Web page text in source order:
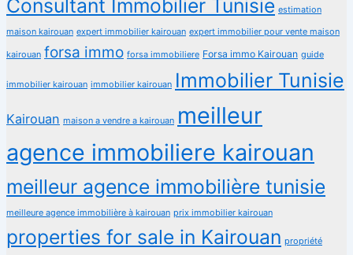
Consultant Immobilier Tunisie estimation
maison kairouan expert immobilier kairouan expert immobilier pour vente maison
kairouan forsa immo forsa immobiliere Forsa immo Kairouan guide
immobilier kairouan immobilier kairouan Immobilier Tunisie
Kairouan maison a vendre a kairouan meilleur
agence immobiliere kairouan
meilleur agence immobilière tunisie
meilleure agence immobilière à kairouan prix immobilier kairouan
properties for sale in Kairouan propriété